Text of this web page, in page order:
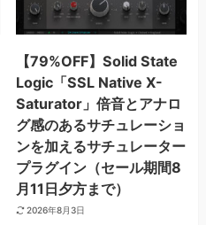
【79%OFF】Solid State
Logic「SSL Native X-
Saturator」倍音とアナロ
グ感のあるサチュレーショ
ンを加えるサチュレーター
プラグイン（セール期間8
月11日夕方まで）
2026年8月3日